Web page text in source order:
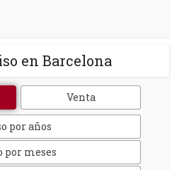
en Barcelona
Venta
por años
por meses